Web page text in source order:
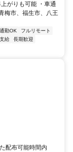
がりも可能 ・車通
梅市、福生市、八王
勤OK
フルリモート
給
長期歓迎
配布可能時間内